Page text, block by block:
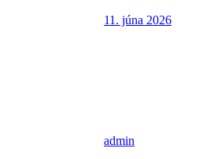
11. júna 2026
admin